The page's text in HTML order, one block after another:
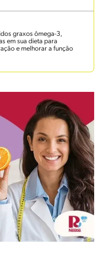
graxos ômega-3,
em sua dieta para
e melhorar a função